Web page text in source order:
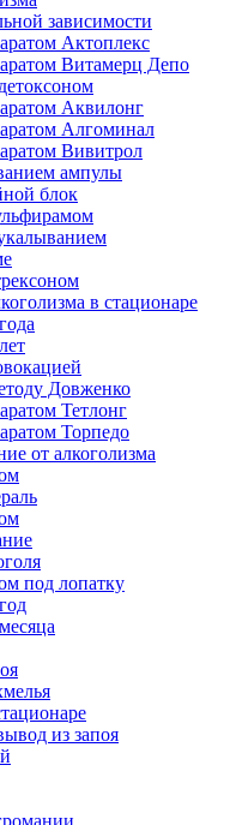
зависимости
Актоплекс
Витамерц Депо
Аквилонг
Алгоминал
Вивитрол
ампулы
блок
в стационаре
Довженко
Тетлонг
Торпедо
от алкоголизма
под лопатку
из запоя